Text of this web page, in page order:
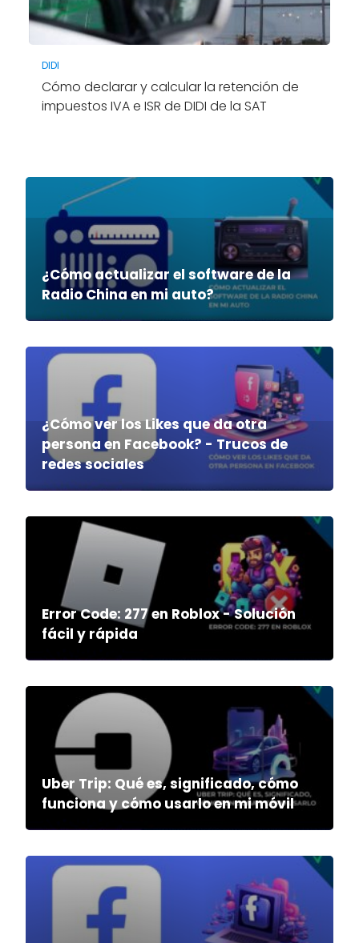
DIDI
Cómo declarar y calcular la retención de
impuestos IVA e ISR de DIDI de la SAT
¿Cómo actualizar el software de la
Radio China en mi auto?
¿Cómo ver los Likes que da otra
persona en Facebook? - Trucos de
redes sociales
Error Code: 277 en Roblox - Solución
fácil y rápida
Uber Trip: Qué es, significado, cómo
funciona y cómo usarlo en mi móvil